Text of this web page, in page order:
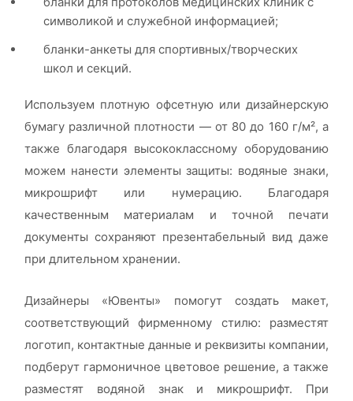
символикой и служебной информацией;
бланки-анкеты для спортивных/творческих
школ и секций.
Используем плотную офсетную или дизайнерскую
бумагу различной плотности — от 80 до 160 г/м², а
также благодаря высококлассному оборудованию
можем нанести элементы защиты: водяные знаки,
микрошрифт или нумерацию. Благодаря
качественным материалам и точной печати
документы сохраняют презентабельный вид даже
при длительном хранении.
Дизайнеры «Ювенты» помогут создать макет,
соответствующий фирменному стилю: разместят
логотип, контактные данные и реквизиты компании,
подберут гармоничное цветовое решение, а также
разместят водяной знак и микрошрифт. При